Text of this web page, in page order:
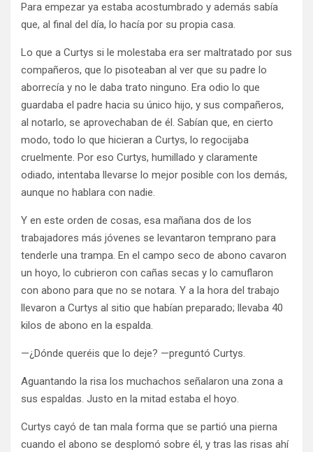
Para empezar ya estaba acostumbrado y además sabía
que, al final del día, lo hacía por su propia casa.
Lo que a Curtys si le molestaba era ser maltratado por sus
compañeros, que lo pisoteaban al ver que su padre lo
aborrecía y no le daba trato ninguno. Era odio lo que
guardaba el padre hacia su único hijo, y sus compañeros,
al notarlo, se aprovechaban de él. Sabían que, en cierto
modo, todo lo que hicieran a Curtys, lo regocijaba
cruelmente. Por eso Curtys, humillado y claramente
odiado, intentaba llevarse lo mejor posible con los demás,
aunque no hablara con nadie.
Y en este orden de cosas, esa mañana dos de los
trabajadores más jóvenes se levantaron temprano para
tenderle una trampa. En el campo seco de abono cavaron
un hoyo, lo cubrieron con cañas secas y lo camuflaron
con abono para que no se notara. Y a la hora del trabajo
llevaron a Curtys al sitio que habían preparado; llevaba 40
kilos de abono en la espalda.
—¿Dónde queréis que lo deje? —preguntó Curtys.
Aguantando la risa los muchachos señalaron una zona a
sus espaldas. Justo en la mitad estaba el hoyo.
Curtys cayó de tan mala forma que se partió una pierna
cuando el abono se desplomó sobre él, y tras las risas ahí